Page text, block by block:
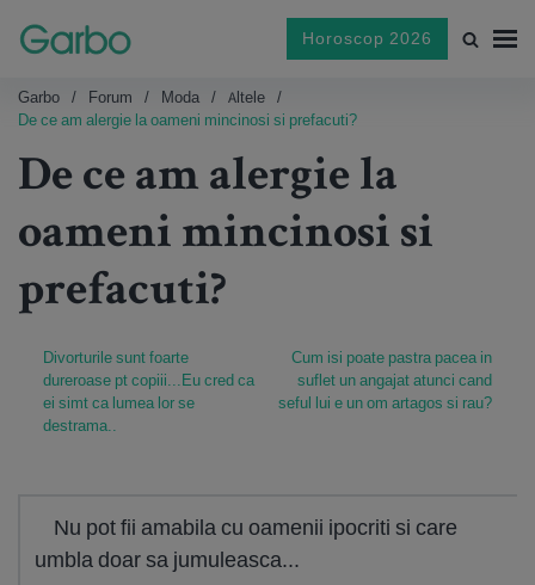
Horoscop 2026
Garbo Forum Moda
Altele
De ce am alergie la oameni mincinosi si prefacuti?
De ce am alergie la
oameni mincinosi si
prefacuti?
Divorturile sunt foarte
dureroase pt copiii...Eu cred ca
ei simt ca lumea lor se
destrama..
Cum isi poate pastra pacea in
suflet un angajat atunci cand
seful lui e un om artagos si rau?
Nu pot fii amabila cu oamenii ipocriti si care
umbla doar sa jumuleasca...